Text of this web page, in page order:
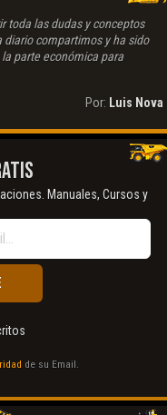
toda las dudas y conceptos
diario compartimos y ha sido
parte económica para
Por: Luis Nova
Manuales, Cursos y
de su Email.